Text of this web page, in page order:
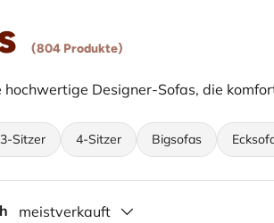
(804 Produkte)
hochwertige Designer-Sofas, die
3-Sitzer 4-Sitzer Bigsofas
meistverkauft